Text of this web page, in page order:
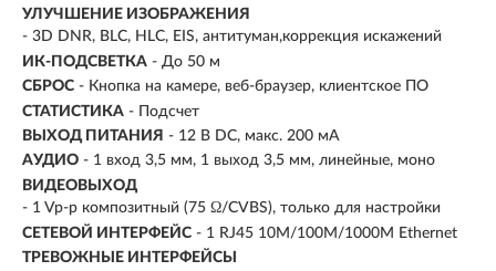
УЛУЧШЕНИЕ ИЗОБРАЖЕНИЯ
- 3D DNR, BLC, HLC, EIS, антитуман,коррекция искажений
ИК-ПОДСВЕТКА - До 50 м
СБРОС - Кнопка на камере, веб-браузер, клиентское ПО
СТАТИСТИКА - Подсчет
ВЫХОД ПИТАНИЯ - 12 В DC, макс. 200 мА
АУДИО - 1 вход 3,5 мм, 1 выход 3,5 мм, линейные, моно
ВИДЕОВЫХОД
- 1 Vp-p композитный (75 Ω/CVBS), только для настройки
СЕТЕВОЙ ИНТЕРФЕЙС - 1 RJ45 10M/100M/1000M Ethernet
ТРЕВОЖНЫЕ ИНТЕРФЕЙСЫ